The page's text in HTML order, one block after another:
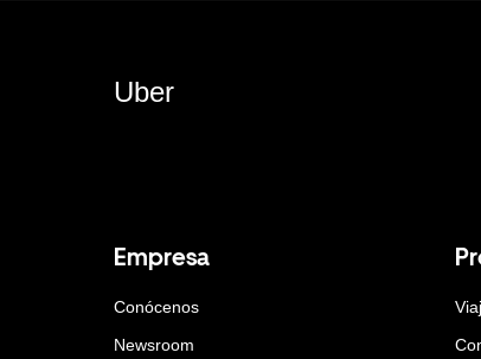
Uber
Empresa
Conócenos
Newsroom